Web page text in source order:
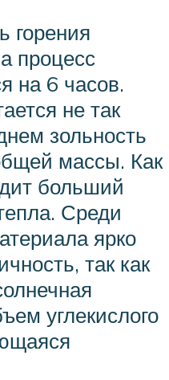
горения
процесс
на 6 часов.
не так
зольность
массы. Как
больший
Среди
ярко
так как
углекислого